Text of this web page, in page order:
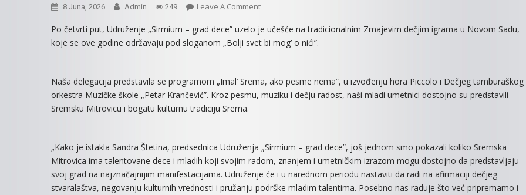
8 Juna, 2026 Admin 249 Leave A CommentOn
„Sirmium
–
Na
69.
Po četvrti put, Udruženje „Sirmium – grad dece” uzelo je učešće na tradicionalnim Zmajevim dečjim igrama u Novom Sadu,
koje se ove godine održavaju pod sloganom „Bolji svet bi mog’ o nići”.
Naša delegacija predstavila se programom „Imal’ Srema, ako pesme nema”, u izvođenju hora Piccolo i Dečjeg tamburaškog
orkestra Muzičke škole „Petar Krančević”. Kroz pesmu, muziku i dečju radost, naši mladi umetnici dostojno su predstavili
Sremsku Mitrovicu i bogatu kulturnu tradiciju Srema.
„Kako je istakla Sandra Štetina, predsednica Udruženja „Sirmium – grad dece”, još jednom smo pokazali koliko Sremska
Mitrovica ima talentovane dece i mladih koji svojim radom, znanjem i umetničkim izrazom mogu dostojno da predstavljaju
svoj grad na najznačajnijim manifestacijama. Udruženje će i u narednom periodu nastaviti da radi na afirmaciji dečjeg
stvaralaštva, negovanju kulturnih vrednosti i pružanju podrške mladim talentima. Posebno nas raduje što već pripremamo i